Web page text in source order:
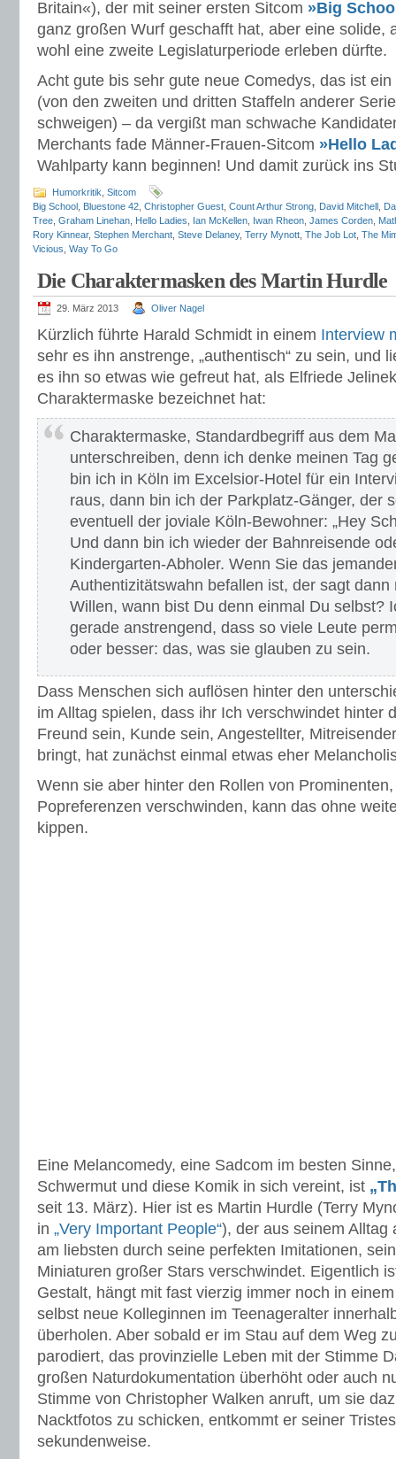
Britain«), der mit seiner ersten Sitcom »Big
ganz großen Wurf geschafft hat, aber eine solide,
wohl eine zweite Legislaturperiode erleben dürfte.
Acht gute bis sehr gute neue Comedys, das ist
(von den zweiten und dritten Staffeln anderer
schweigen) – da vergißt man schwache
Merchants fade Männer-Frauen-Sitcom »Hello
Wahlparty kann beginnen! Und damit zurück ins
Humorkritik Sitcom
Big School Bluestone 42 Christopher Guest Count Arthur Strong David Mitchell
Tree Graham Linehan Hello Ladies Ian McKellen Iwan Rheon James Corden
Rory Kinnear, Stephen Merchant Steve Delaney, Terry Mynott The Job Lot The
Vicious Way To Go
Die Charaktermasken des Martin Hurdle
29. März 2013 Oliver Nagel
Kürzlich führte Harald Schmidt in einem Interview
sehr es ihn anstrenge, „authentisch“ zu sein, und
es ihn so etwas wie gefreut hat, als Elfriede
Charaktermaske bezeichnet hat:
Charaktermaske, Standardbegriff aus dem
unterschreiben, denn ich denke meinen Tag
bin ich in Köln im Excelsior-Hotel für ein
raus, dann bin ich der Parkplatz-Gänger, der
eventuell der joviale Köln-Bewohner: „Hey
Und dann bin ich wieder der Bahnreisende
Kindergarten-Abholer. Wenn Sie das
Authentizitätswahn befallen ist, der sagt
Willen, wann bist Du denn einmal Du selbst?
gerade anstrengend, dass so viele Leute
oder besser: das, was sie glauben zu sein.
Dass Menschen sich auflösen hinter den
im Alltag spielen, dass ihr Ich verschwindet hinter
Freund sein, Kunde sein, Angestellter,
bringt, hat zunächst einmal etwas eher
Wenn sie aber hinter den Rollen von
Popreferenzen verschwinden, kann das ohne
kippen.
Eine Melancomedy, eine Sadcom im besten
Schwermut und diese Komik in sich vereint, ist
seit 13. März). Hier ist es Martin Hurdle (Terry
in „Very Important People“), der aus seinem Alltag
am liebsten durch seine perfekten Imitationen,
Miniaturen großer Stars verschwindet. Eigentlich
Gestalt, hängt mit fast vierzig immer noch in
selbst neue Kolleginnen im Teenageralter
überholen. Aber sobald er im Stau auf dem Weg
parodiert, das provinzielle Leben mit der Stimme
großen Naturdokumentation überhöht oder auch
Stimme von Christopher Walken anruft, um sie
Nacktfotos zu schicken, entkommt er seiner
sekundenweise.